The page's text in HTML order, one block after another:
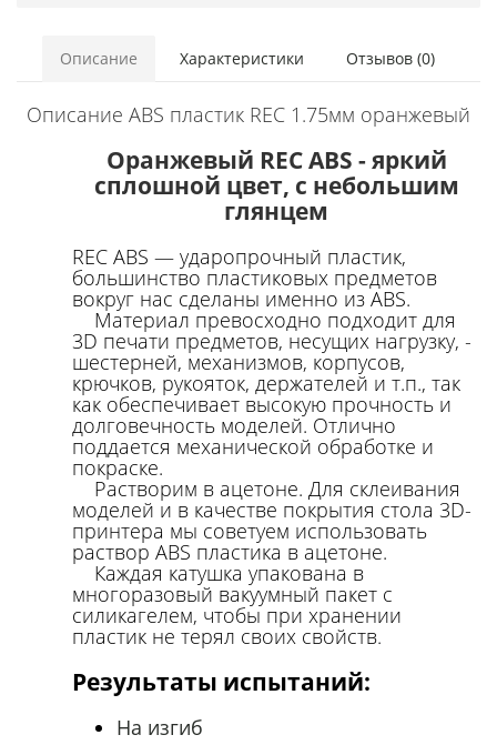
Описание Характеристики Отзывов (0)
Описание ABS пластик REC 1.75мм оранжевый
Оранжевый REC ABS - яркий
сплошной цвет, с небольшим
глянцем
REC ABS — ударопрочный пластик,
большинство пластиковых предметов
вокруг нас сделаны именно из ABS.
Материал превосходно подходит для
3D печати предметов, несущих нагрузку, -
шестерней, механизмов, корпусов,
крючков, рукояток, держателей и т.п., так
как обеспечивает высокую прочность и
долговечность моделей. Отлично
поддается механической обработке и
покраске.
Растворим в ацетоне. Для склеивания
моделей и в качестве покрытия стола 3D-
принтера мы советуем использовать
раствор ABS пластика в ацетоне.
Каждая катушка упакована в
многоразовый вакуумный пакет с
силикагелем, чтобы при хранении
пластик не терял своих свойств.
Результаты испытаний:
На изгиб